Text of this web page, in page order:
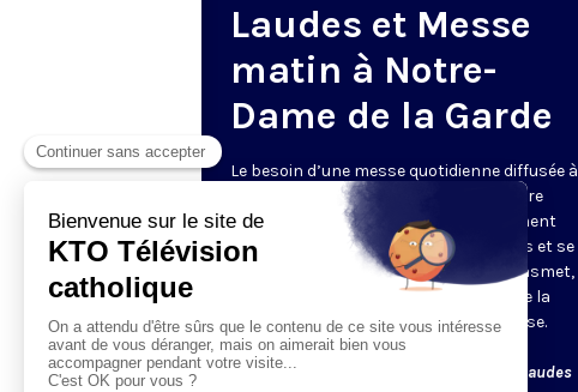
Laudes et Messe
matin à Notre-
Dame de la Garde
Le besoin d’une messe quotidienne diffusée à
la télévision a été exprimé d’une manière
encore plus forte pendant le confinement
dans de nombreux pays francophones et se
maintient depuis la reprise. KTO retransmet,
en direct de la basilique Notre-Dame de la
Garde, à Marseille, les laudes et la messe.
Le lundi à 7h25, la messe
Du mardi au samedi à 7h25, messe avec laudes